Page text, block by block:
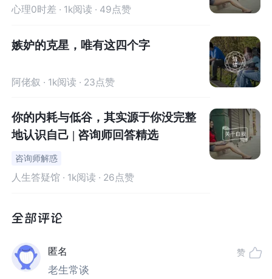
都属于父母。
这样的话作为孩子是非常不安和空虚的，最简单的感受就
是没有了父母我们还有什么存在的价值。又或者要是父母
不喜欢我们了，我们还能存在吗？或者说生存吗？
所以当父母在为孩子付出的时候，会让孩子想要去回应自
己的父母，最简单的就良好的成绩。可是孩子在这种价值
不被看见的情况下，能够做的东西其实很少的。除了成绩
和听话以外就没有其他可以做的了。甚至听话也不是一种
价值。
那么这个时候父母过多的付出就相当于压力，因为孩子无
法去回应。
我曾经说过世界上只有一种溺爱，那就是
通过孩子满足匮
心理0时差 · 1k阅读 · 49点赞
嫉妒的克星，唯有这四个字
阿佬叙 · 1k阅读 · 23点赞
你的内耗与低谷，其实源于你没完整
地认识自己 | 咨询师回答精选
咨询师解惑
人生答疑馆 · 1k阅读 · 26点赞
匿名
老生常谈
赞